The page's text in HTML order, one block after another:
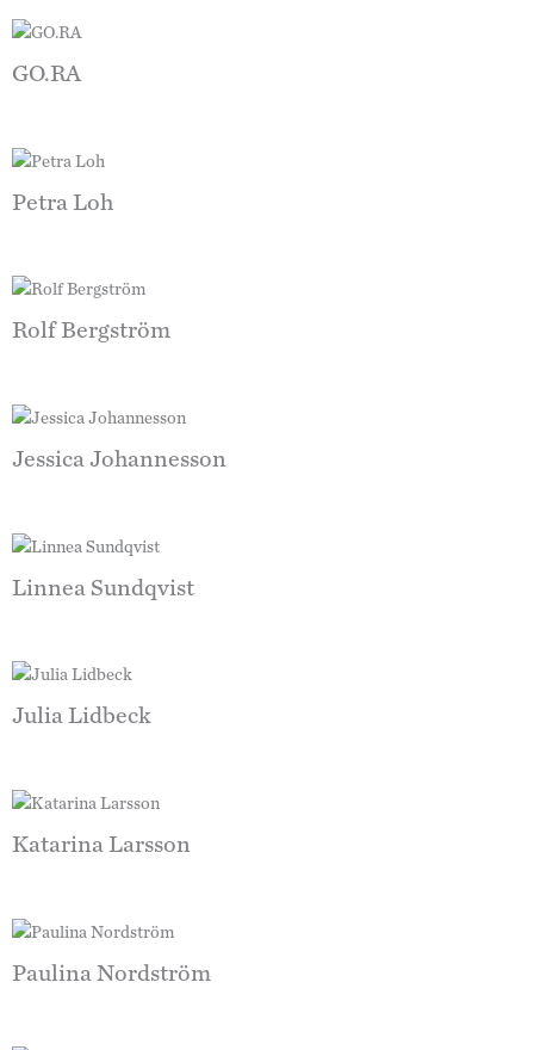
GO.RA
Petra Loh
Rolf Bergström
Jessica Johannesson
Linnea Sundqvist
Julia Lidbeck
Katarina Larsson
Paulina Nordström